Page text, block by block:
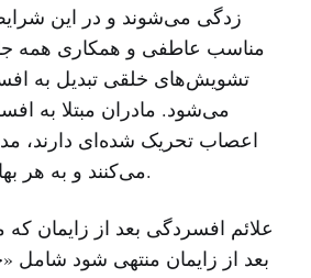
زدگی می‌شوند و در این شرایط
مناسب عاطفی و همکاری همه
تشویش‌های خلقی تبدیل به
می‌شود. مادران مبتلا به
اعصاب تحریک شده‌ای دارند،
می‌کنند و به هر بهانه‌ای اشک می‌ریزند.
علائم افسردگی بعد از زایمان
بعد از زایمان منتهی شود شامل